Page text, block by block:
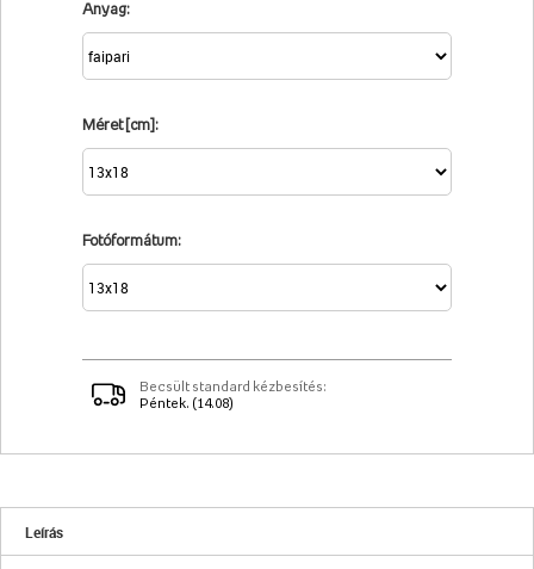
Anyag:
Méret [cm]:
Fotóformátum:
Becsült standard kézbesítés:
Péntek. (14.08)
Leírás